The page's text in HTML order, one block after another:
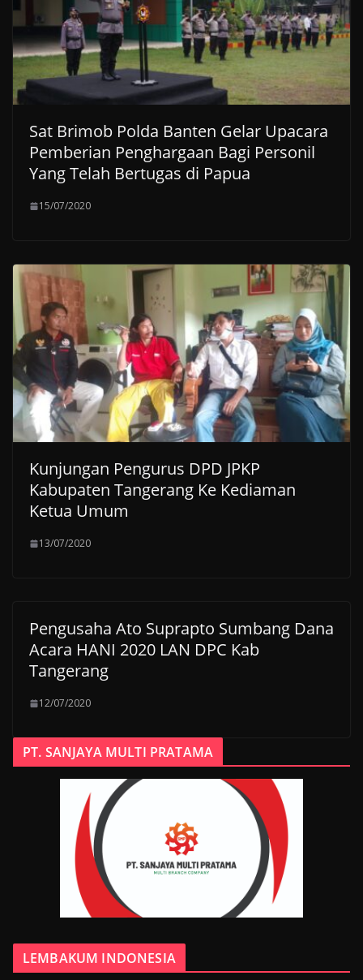
Sat Brimob Polda Banten Gelar Upacara
Pemberian Penghargaan Bagi Personil
Yang Telah Bertugas di Papua
15/07/2020
Kunjungan Pengurus DPD JPKP
Kabupaten Tangerang Ke Kediaman
Ketua Umum
13/07/2020
Pengusaha Ato Suprapto Sumbang Dana
Acara HANI 2020 LAN DPC Kab
Tangerang
12/07/2020
PT. SANJAYA MULTI PRATAMA
LEMBAKUM INDONESIA